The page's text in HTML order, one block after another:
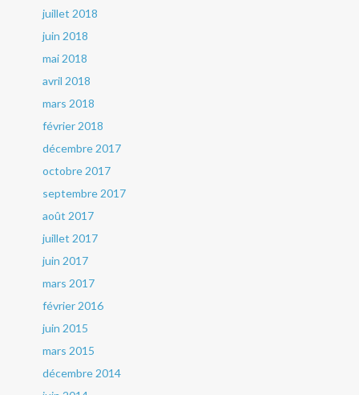
juillet 2018
juin 2018
mai 2018
avril 2018
mars 2018
février 2018
décembre 2017
octobre 2017
septembre 2017
août 2017
juillet 2017
juin 2017
mars 2017
février 2016
juin 2015
mars 2015
décembre 2014